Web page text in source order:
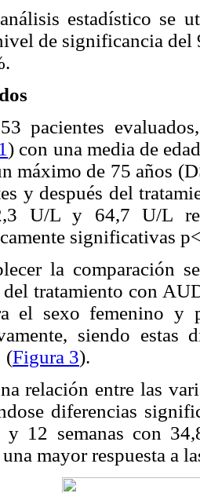
estadístico se
de significancia
pacientes
) con una media de
máximo de 75 años
y después del
U/L y 64,7 U/L
significativas
la comparación
del tratamiento con
el sexo femenino y
siendo estas
(Figura 3).
relación entre las
diferencias
12 semanas con
mayor respuesta a